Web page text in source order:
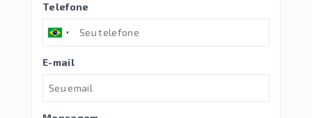
Telefone
E-mail